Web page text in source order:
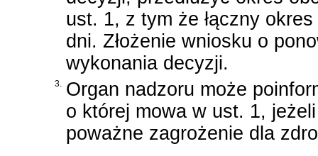
ust. 1, z tym że łączny
dni. Złożenie wniosku o
wykonania decyzji.
3. Organ nadzoru może
o której mowa w ust. 1,
poważne zagrożenie dla